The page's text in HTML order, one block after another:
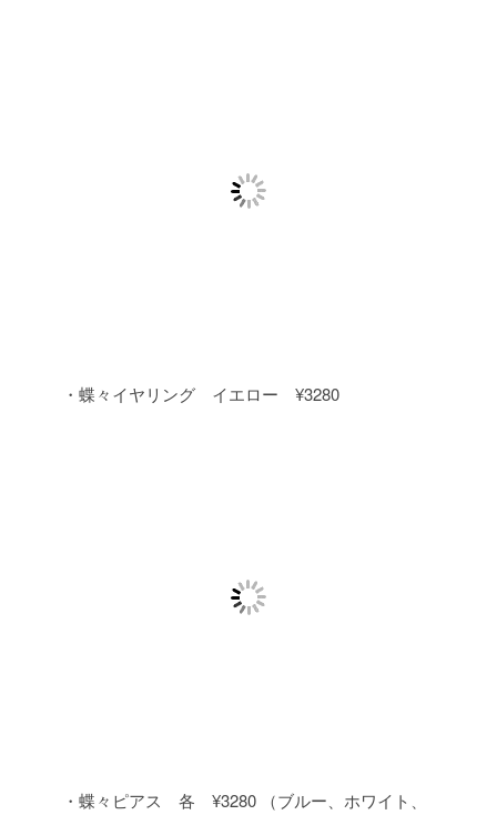
・蝶々イヤリング イエロー ¥3280
・蝶々ピアス 各 ¥3280 （ブルー、ホワイト、